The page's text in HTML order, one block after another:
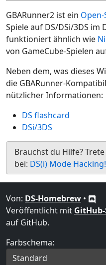
GBARunner2 ist ein
Spiele auf DS/DSi/3DS im
funktioniert ähnlich wie
von GameCube-Spielen
Neben dem, was dieses
die GBARunner-
nützlicher Informationen:
DS flashcard
DSi/3DS
Brauchst du Hilfe?
bei: DS(i) Mode Hacking!
Von: DS-Homebrew •
Veröffentlicht mit
auf GitHub.
Farbschema: